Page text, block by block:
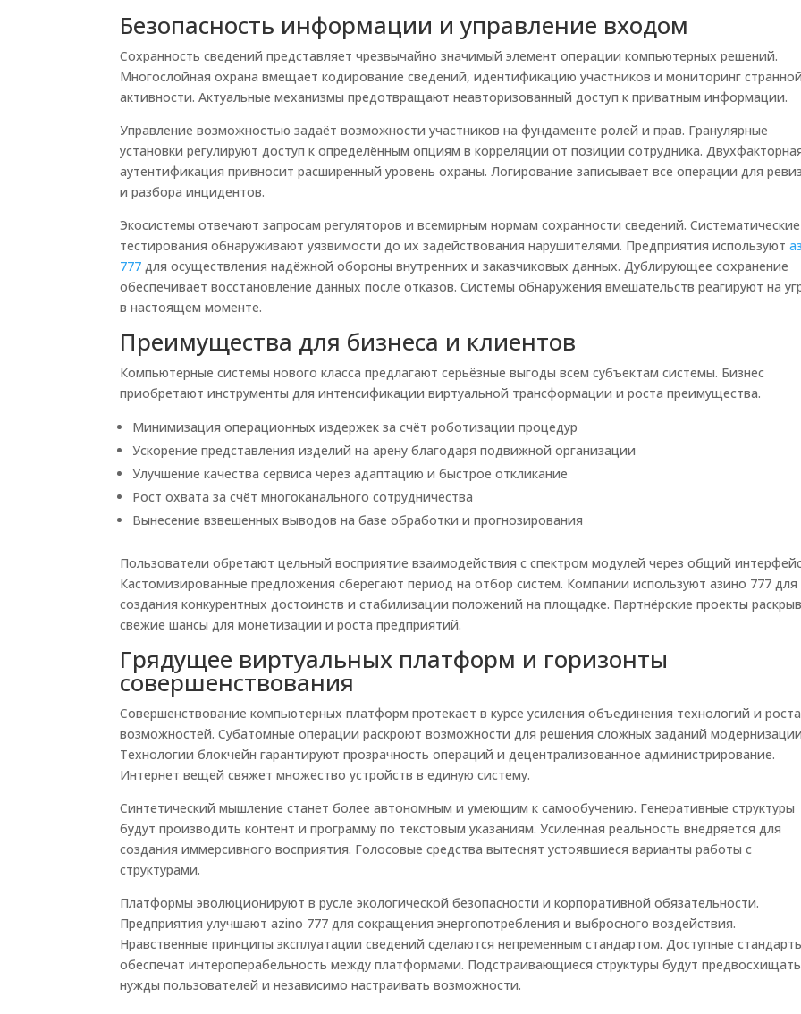
Безопасность информации и управление входом
Сохранность сведений представляет чрезвычайно значимый элемент операции компьютерных решений.
Многослойная охрана вмещает кодирование сведений, идентификацию участников и мониторинг странной
активности. Актуальные механизмы предотвращают неавторизованный доступ к приватным информации.
Управление возможностью задаёт возможности участников на фундаменте ролей и прав. Гранулярные
установки регулируют доступ к определённым опциям в корреляции от позиции сотрудника.
аутентификация привносит расширенный уровень охраны. Логирование записывает все операции для
и разбора инцидентов.
Экосистемы отвечают запросам регуляторов и всемирным нормам сохранности сведений. Систематические
тестирования обнаруживают уязвимости до их задействования нарушителями. Предприятия используют
777 для осуществления надёжной обороны внутренних и заказчиковых данных. Дублирующее сохранение
обеспечивает восстановление данных после отказов. Системы обнаружения вмешательств реагируют на
в настоящем моменте.
Преимущества для бизнеса и клиентов
Компьютерные системы нового класса предлагают серьёзные выгоды всем субъектам системы. Бизнес
приобретают инструменты для интенсификации виртуальной трансформации и роста преимущества.
Минимизация операционных издержек за счёт роботизации процедур
Ускорение представления изделий на арену благодаря подвижной организации
Улучшение качества сервиса через адаптацию и быстрое откликание
Рост охвата за счёт многоканального сотрудничества
Вынесение взвешенных выводов на базе обработки и прогнозирования
Пользователи обретают цельный восприятие взаимодействия с спектром модулей через общий
Кастомизированные предложения сберегают период на отбор систем. Компании используют азино 777 для
создания конкурентных достоинств и стабилизации положений на площадке. Партнёрские проекты
свежие шансы для монетизации и роста предприятий.
Грядущее виртуальных платформ и горизонты
совершенствования
Совершенствование компьютерных платформ протекает в курсе усиления объединения технологий и роста
возможностей. Субатомные операции раскроют возможности для решения сложных заданий
Технологии блокчейн гарантируют прозрачность операций и децентрализованное администрирование.
Интернет вещей свяжет множество устройств в единую систему.
Синтетический мышление станет более автономным и умеющим к самообучению. Генеративные структуры
будут производить контент и программу по текстовым указаниям. Усиленная реальность внедряется для
создания иммерсивного восприятия. Голосовые средства вытеснят устоявшиеся варианты работы с
структурами.
Платформы эволюционируют в русле экологической безопасности и корпоративной обязательности.
Предприятия улучшают azino 777 для сокращения энергопотребления и выбросного воздействия.
Нравственные принципы эксплуатации сведений сделаются непременным стандартом. Доступные
обеспечат интероперабельность между платформами. Подстраивающиеся структуры будут предвосхищать
нужды пользователей и независимо настраивать возможности.